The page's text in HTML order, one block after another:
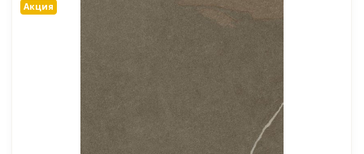
Акция